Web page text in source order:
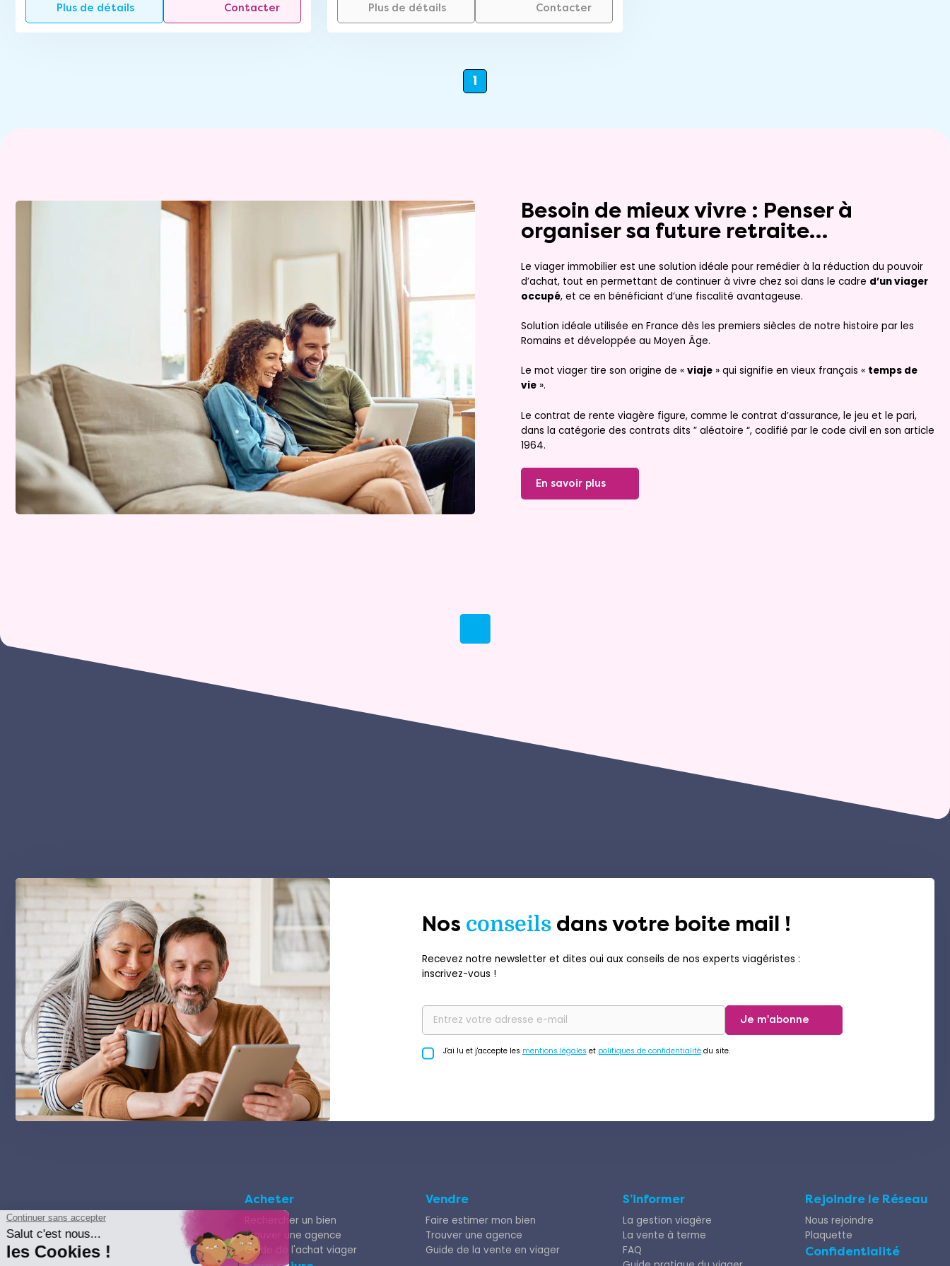
Plus de détails Contacter Plus de détails Contacter
1
Besoin de mieux vivre : Penser à
organiser sa future retraite…
Le viager immobilier est une solution idéale pour remédier à la réduction du pouvoir
d’achat, tout en permettant de continuer à vivre chez soi dans le cadre d’un viager
occupé, et ce en bénéficiant d’une fiscalité avantageuse.
Solution idéale utilisée en France dès les premiers siècles de notre histoire par les
Romains et développée au Moyen Âge.
Le mot viager tire son origine de « viaje » qui signifie en vieux français « temps de
vie ».
Le contrat de rente viagère figure, comme le contrat d’assurance, le jeu et le pari,
dans la catégorie des contrats dits ” aléatoire “, codifié par le code civil en son article
1964.
En savoir plus
Nos conseils dans votre boite mail !
Recevez notre newsletter et dites oui aux conseils de nos experts viagéristes :
inscrivez-vous !
Je m'abonne
J'ai lu et j'accepte les mentions légales et politiques de confidentialitédu site.
Acheter
Rechercher un bien
Trouver une agence
Guide de l'achat viager
Vendre
Faire estimer mon bien
Trouver une agence
Guide de la vente en viager
S’informer
La gestion viagère
La vente à terme
FAQ
Rejoindre le Réseau
Nous rejoindre
Plaquette
Confidentialité
Ne manquez aucun bien
correspondant à votre recherche
Renseignez votre adresse mail :
J'ai lu et j'accepte les
politiques de confidentialité
du site.